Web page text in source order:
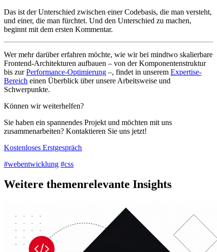
Das ist der Unterschied zwischen einer Codebasis, die man versteht,
und einer, die man fürchtet. Und den Unterschied zu machen,
beginnt mit dem ersten Kommentar.
Wer mehr darüber erfahren möchte, wie wir bei mindtwo skalierbare
Frontend-Architekturen aufbauen – von der Komponentenstruktur
bis zurPerformance-Optimierung –, findet in unserem Expertise-
Bereich einen Überblick über unsere Arbeitsweise und
Schwerpunkte.
Können wir weiterhelfen?
Sie haben ein spannendes Projekt und möchten mit uns
zusammenarbeiten? Kontaktieren Sie uns jetzt!
Kostenloses Erstgespräch
#webentwicklung #css
Weitere themenrelevante Insights